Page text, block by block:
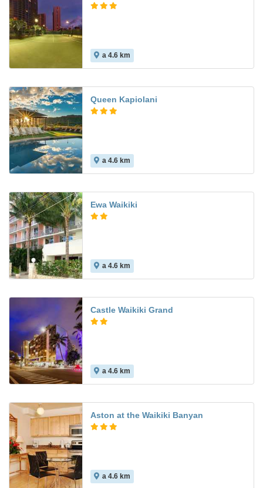
a 4.6 km
Queen Kapiolani
a 4.6 km
Ewa Waikiki
a 4.6 km
Castle Waikiki Grand
a 4.6 km
Aston at the Waikiki Banyan
a 4.6 km